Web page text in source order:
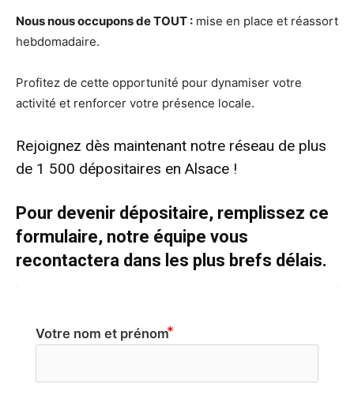
Nous nous occupons de TOUT : mise en place et réassort
hebdomadaire.
Profitez de cette opportunité pour dynamiser votre
activité et renforcer votre présence locale.
Rejoignez dès maintenant notre réseau de plus
de 1 500 dépositaires en Alsace !
Pour devenir dépositaire, remplissez ce
formulaire, notre équipe vous
recontactera dans les plus brefs délais.
Votre nom et prénom